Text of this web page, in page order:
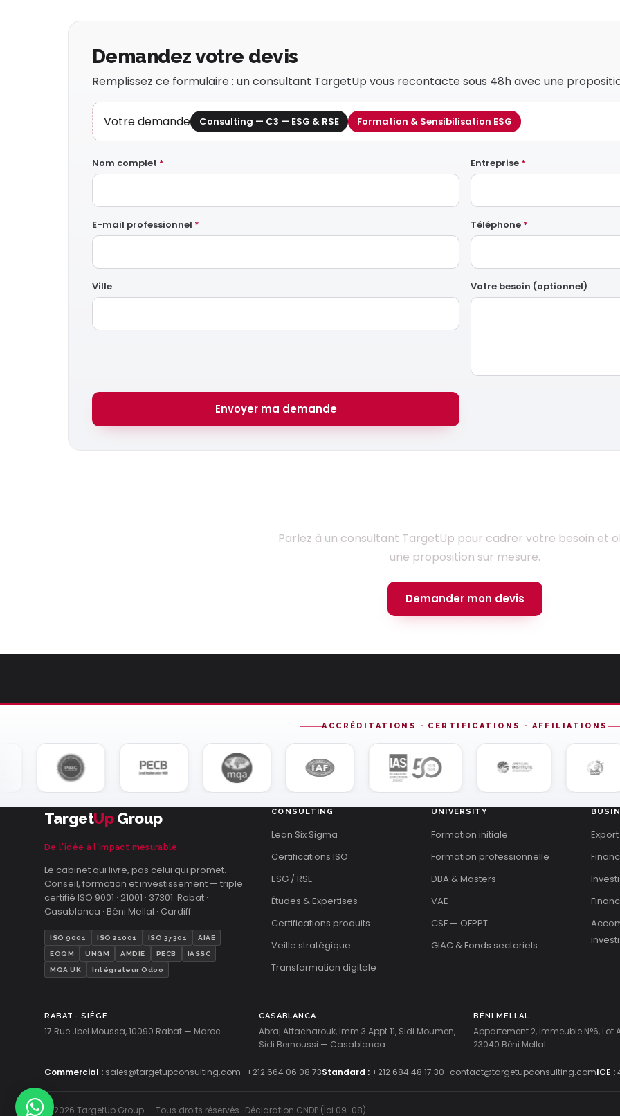
Demandez votre devis
Remplissez ce formulaire : un consultant TargetUp vous recontacte sous 48h avec une
Votre demande Consulting — C3 — ESG & RSE Formation & Sensibilisation ESG
Nom complet * Entreprise *
E-mail professionnel * Téléphone *
Ville Votre besoin (optionnel)
Envoyer ma demande
Parlez à un consultant TargetUp pour cadrer votre besoin et
une proposition sur mesure.
Demander mon devis
ACCRÉDITATIONS · CERTIFICATIONS · AFFILIATIONS
TargetUpGroup
De l'idée à l'impact mesurable.
Le cabinet qui livre, pas celui qui promet.
Conseil, formation et investissement — triple
certifié ISO 9001 · 21001 · 37301. Rabat ·
Casablanca · Béni Mellal · Cardiff.
ISO 9001 ISO 21001 ISO 37301 AIAE
EOQM UNGM AMDIE PECB IASSC
MQA UK Intégrateur Odoo
CONSULTING
Lean Six Sigma
Certifications ISO
ESG / RSE
Études & Expertises
Certifications produits
Veille stratégique
Transformation digitale
UNIVERSITY
Formation initiale
Formation professionnelle
DBA & Masters
VAE
CSF — OFPPT
GIAC & Fonds sectoriels
RABAT · SIÈGE
17 Rue Jbel Moussa, 10090 Rabat — Maroc
CASABLANCA
Abraj Attacharouk, Imm 3 Appt 11, Sidi Moumen,
Sidi Bernoussi — Casablanca
BÉNI MELLAL
Appartement 2, Immeuble N°6, Lot
23040 Béni Mellal
Commercial : sales@targetupconsulting.com · +212 664 06 08 73Standard : +212 684 48 17 30 · contact@targetupconsulting.comICE :
© 2026 TargetUp Group — Tous droits réservés · Déclaration CNDP (loi 09-08)